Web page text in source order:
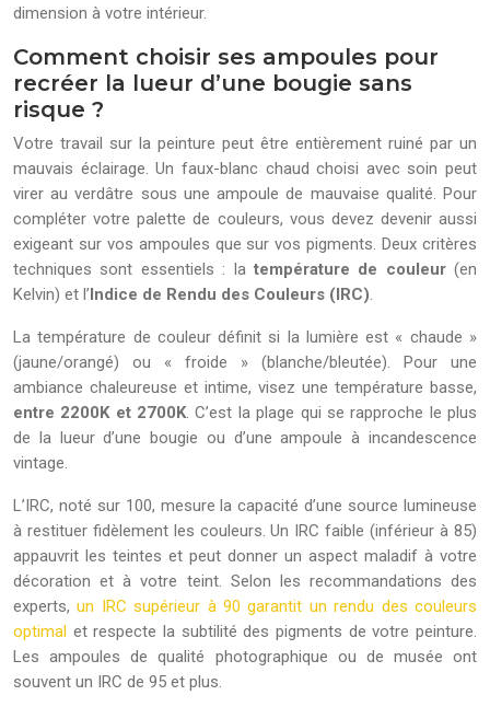
dimension à votre intérieur.
Comment choisir ses ampoules pour
recréer la lueur d’une bougie sans
risque ?
Votre travail sur la peinture peut être entièrement ruiné par un
mauvais éclairage. Un faux-blanc chaud choisi avec soin peut
virer au verdâtre sous une ampoule de mauvaise qualité. Pour
compléter votre palette de couleurs, vous devez devenir aussi
exigeant sur vos ampoules que sur vos pigments. Deux critères
techniques sont essentiels : la température de couleur(en
Kelvin) et l’Indice de Rendu des Couleurs (IRC).
La température de couleur définit si la lumière est « chaude »
(jaune/orangé) ou « froide » (blanche/bleutée). Pour une
ambiance chaleureuse et intime, visez une température basse,
entre 2200K et 2700K. C’est la plage qui se rapproche le plus
de la lueur d’une bougie ou d’une ampoule à incandescence
vintage.
L’IRC, noté sur 100, mesure la capacité d’une source lumineuse
à restituer fidèlement les couleurs. Un IRC faible (inférieur à 85)
appauvrit les teintes et peut donner un aspect maladif à votre
décoration et à votre teint. Selon les recommandations des
experts,un IRC supérieur à 90 garantit un rendu des couleurs
optimal et respecte la subtilité des pigments de votre peinture.
Les ampoules de qualité photographique ou de musée ont
souvent un IRC de 95 et plus.